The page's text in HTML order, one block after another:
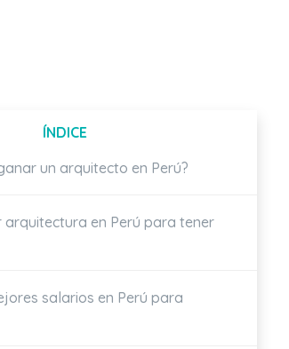
ÍNDICE
un arquitecto en Perú?
arquitectura en Perú para tener
salarios en Perú para